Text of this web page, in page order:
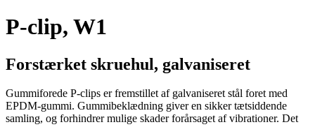
P-clip, W1
Forstærket skruehul, galvaniseret
Gummiforede P-clips er fremstillet af galvaniseret stål foret med
EPDM-gummi. Gummibeklædning giver en sikker tætsiddende
samling, og forhindrer mulige skader forårsaget af vibrationer. Det